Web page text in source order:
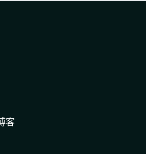
客